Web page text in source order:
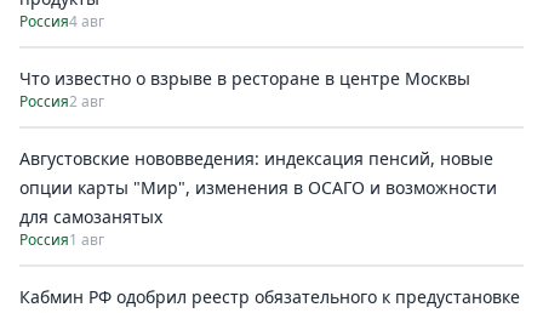
Россия4 авг
Что известно о взрыве в ресторане в центре Москвы
Россия2 авг
Августовские нововведения: индексация пенсий, новые
опции карты "Мир", изменения в ОСАГО и возможности
для самозанятых
Россия1 авг
Кабмин РФ одобрил реестр обязательного к предустановке